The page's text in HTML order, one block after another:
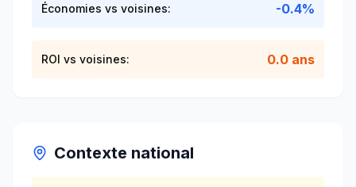
Économies vs voisines: -0.4%
ROI vs voisines: 0.0 ans
Contexte national